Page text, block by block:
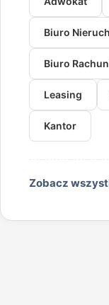
Biuro
Biuro
Leasing
Kantor
Zobacz